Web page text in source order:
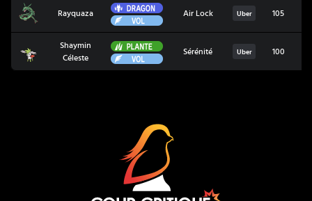
Rayquaza
Dragon
Vol
Air Lock Uber 105
Shaymin Céleste
Shaymin
Céleste
Plante
Vol
Sérénité Uber 100